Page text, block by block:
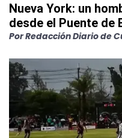
Nueva York: un
desde el Puente de
PorRedacción Diario de